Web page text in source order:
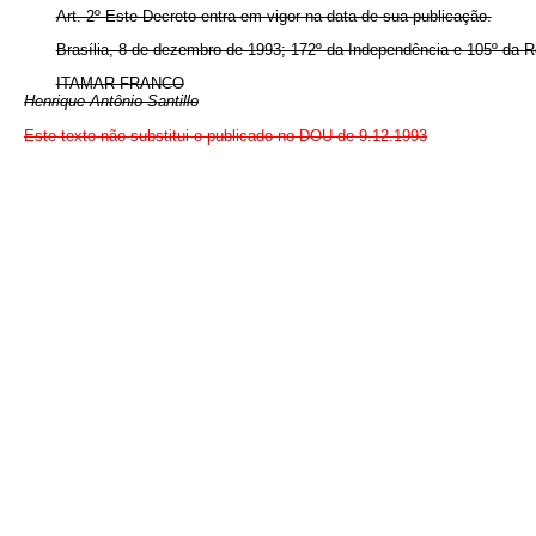
Art. 2º Este Decreto entra em vigor na data de sua publicação.
Brasília, 8 de dezembro de 1993; 172º da Independência e 105º da
ITAMAR FRANCO
Henrique Antônio Santillo
Este texto não substitui o publicado no DOU de 9.12.1993